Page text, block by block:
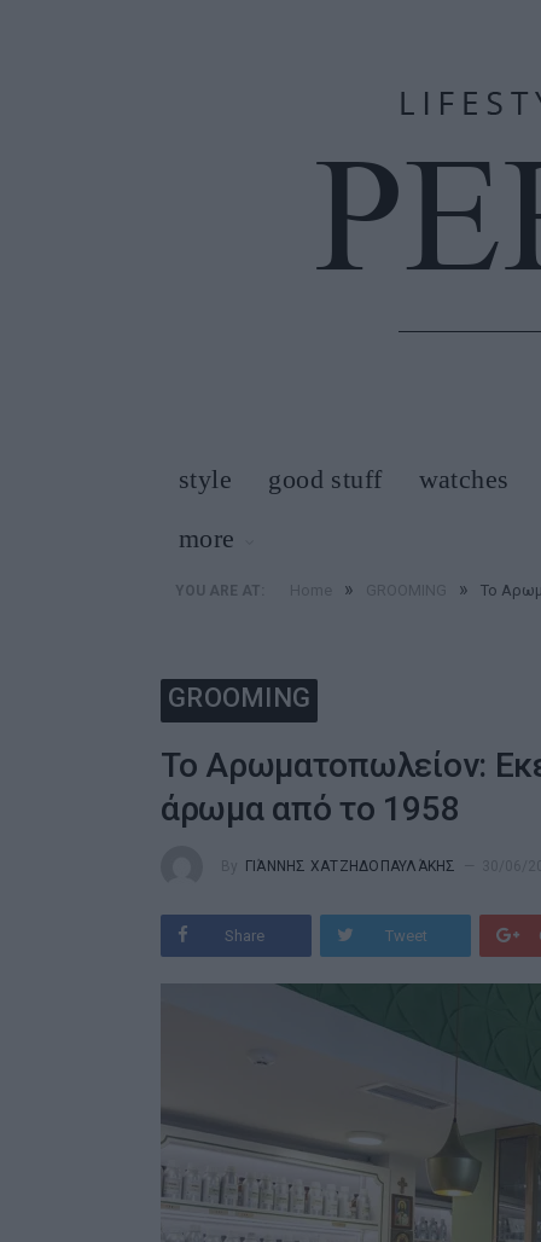
style good stuff watches
more
YOU ARE AT: » » Το
GROOMING
Το Αρωματοπωλείον:
άρωμα από το 1958
ΓΙΆΝΝΗΣ ΧΑΤΖΗΔΟΠΑΥΛΆΚΗΣ
Share Tweet